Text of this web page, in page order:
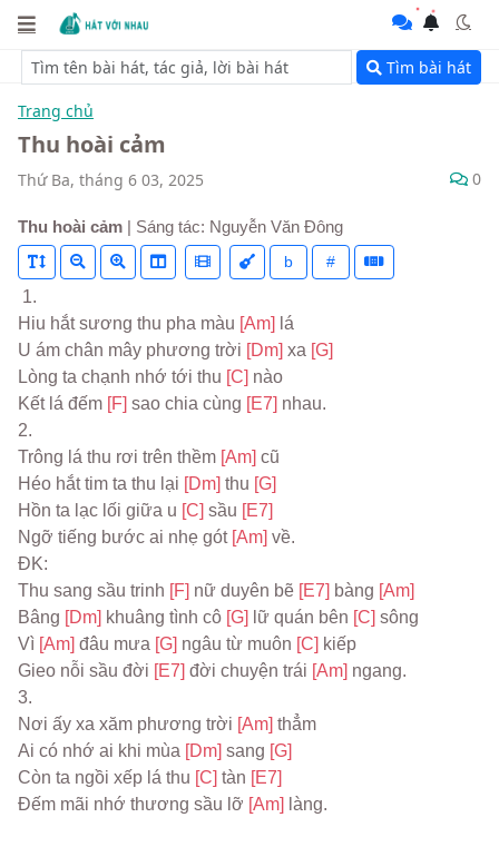
Tìm bài hát
Trang chủ
Thu hoài cảm
Thứ Ba, tháng 6 03, 2025 0
Thu hoài cảm | Sáng tác: Nguyễn Văn Đông
b #
1.
Hiu hắt sương thu pha màu [Am] lá
U ám chân mây phương trời [Dm] xa [G]
Lòng ta chạnh nhớ tới thu [C] nào
Kết lá đếm [F] sao chia cùng [E7] nhau.
2.
Trông lá thu rơi trên thềm [Am] cũ
Héo hắt tim ta thu lại [Dm] thu [G]
Hồn ta lạc lối giữa u [C] sầu [E7]
Ngỡ tiếng bước ai nhẹ gót [Am] về.
ĐK:
Thu sang sầu trinh [F] nữ duyên bẽ [E7] bàng [Am]
Bâng [Dm] khuâng tình cô [G] lữ quán bên [C] sông
Vì [Am] đâu mưa [G] ngâu từ muôn [C] kiếp
Gieo nỗi sầu đời [E7] đời chuyện trái [Am] ngang.
3.
Nơi ấy xa xăm phương trời [Am] thẳm
Ai có nhớ ai khi mùa [Dm] sang [G]
Còn ta ngồi xếp lá thu [C] tàn [E7]
Đếm mãi nhớ thương sầu lỡ [Am] làng.